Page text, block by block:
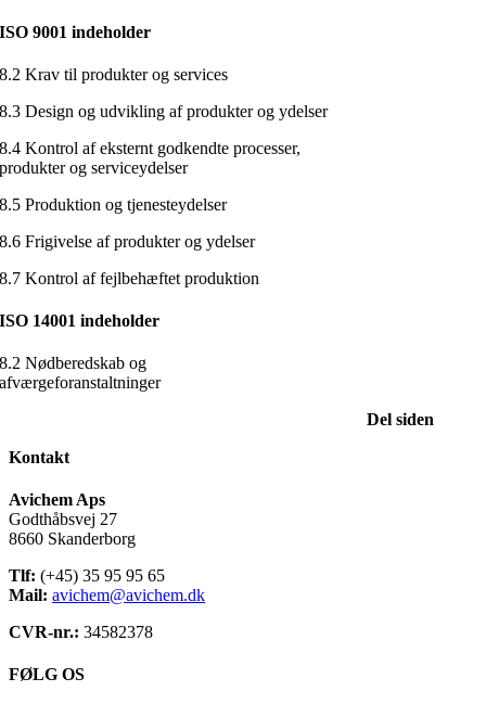
ISO 9001 indeholder
8.2 Krav til produkter og services
8.3 Design og udvikling af produkter og ydelser
8.4 Kontrol af eksternt godkendte processer,
produkter og serviceydelser
8.5 Produktion og tjenesteydelser
8.6 Frigivelse af produkter og ydelser
8.7 Kontrol af fejlbehæftet produktion
ISO 14001 indeholder
8.2 Nødberedskab og
afværgeforanstaltninger
Del siden
Kontakt
Avichem Aps
Godthåbsvej 27
8660 Skanderborg
Tlf: (+45) 35 95 95 65
Mail: avichem@avichem.dk
CVR-nr.: 34582378
FØLG OS